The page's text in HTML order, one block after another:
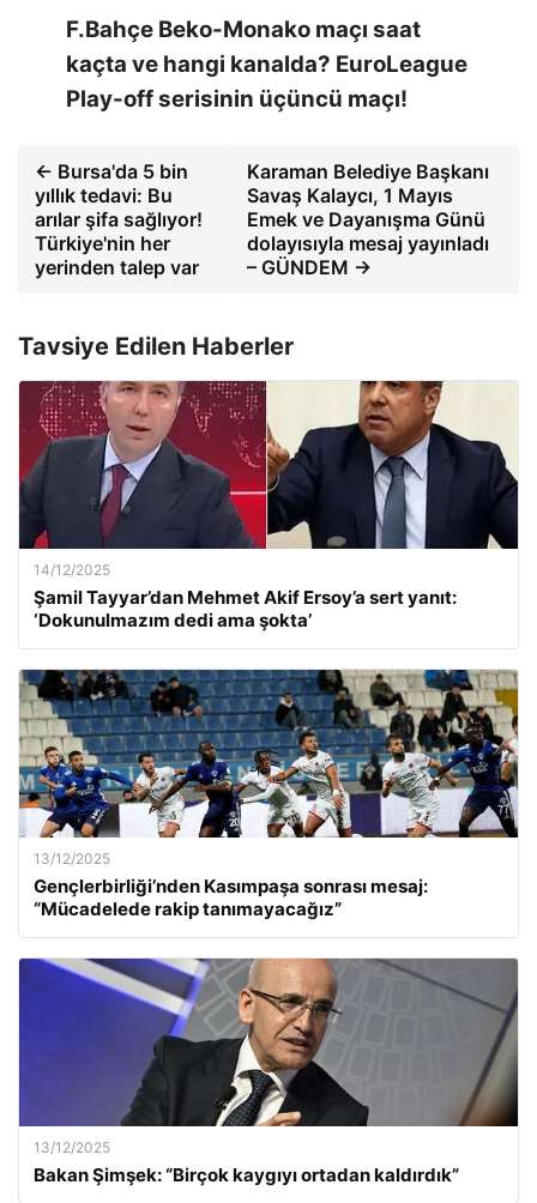
F.Bahçe Beko-Monako maçı saat
kaçta ve hangi kanalda? EuroLeague
Play-off serisinin üçüncü maçı!
← Bursa'da 5 bin
yıllık tedavi: Bu
arılar şifa sağlıyor!
Türkiye'nin her
yerinden talep var
Karaman Belediye Başkanı
Savaş Kalaycı, 1 Mayıs
Emek ve Dayanışma Günü
dolayısıyla mesaj yayınladı
– GÜNDEM →
Tavsiye Edilen Haberler
14/12/2025
Şamil Tayyar’dan Mehmet Akif Ersoy’a sert yanıt:
‘Dokunulmazım dedi ama şokta’
13/12/2025
Gençlerbirliği’nden Kasımpaşa sonrası mesaj:
“Mücadelede rakip tanımayacağız”
13/12/2025
Bakan Şimşek: “Birçok kaygıyı ortadan kaldırdık”